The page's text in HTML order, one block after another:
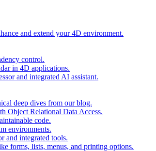
and extend your 4D environment.
control.
in 4D applications.
and integrated AI assistant.
deep dives from our blog.
Object Relational Data Access.
code.
environments.
and integrated tools.
forms, lists, menus, and printing options.